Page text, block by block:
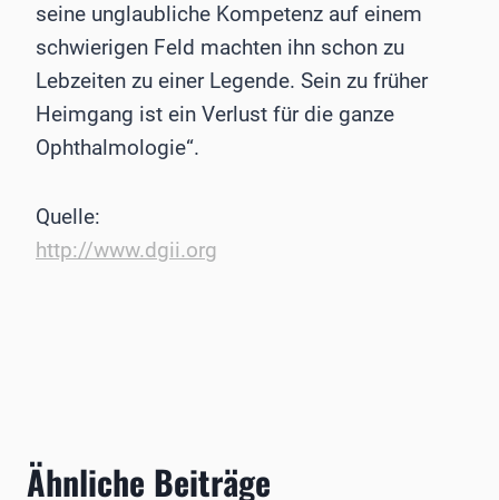
seine unglaubliche Kompetenz auf einem
schwierigen Feld machten ihn schon zu
Lebzeiten zu einer Legende. Sein zu früher
Heimgang ist ein Verlust für die ganze
Ophthalmologie“.
Quelle:
http://www.dgii.org
Ähnliche Beiträge